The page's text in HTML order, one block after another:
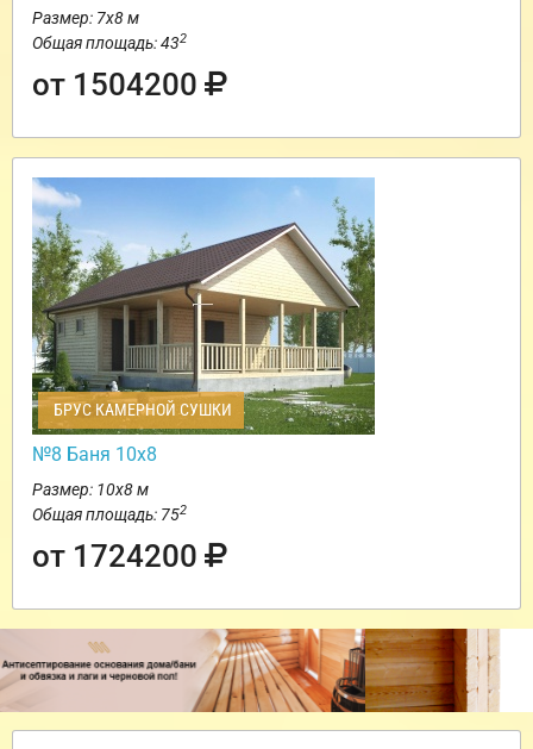
Размер: 7х8 м
Общая площадь: 432
от 1504200
БРУС КАМЕРНОЙ СУШКИ
№8 Баня 10х8
Размер: 10х8 м
Общая площадь: 752
от 1724200